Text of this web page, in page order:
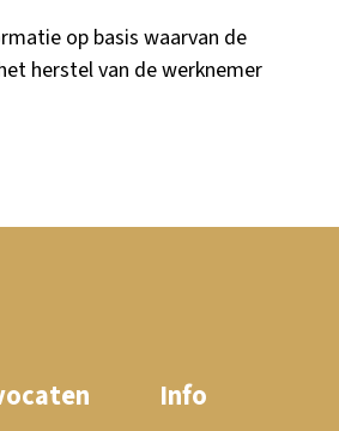
op basis waarvan de
herstel van de werknemer
Info